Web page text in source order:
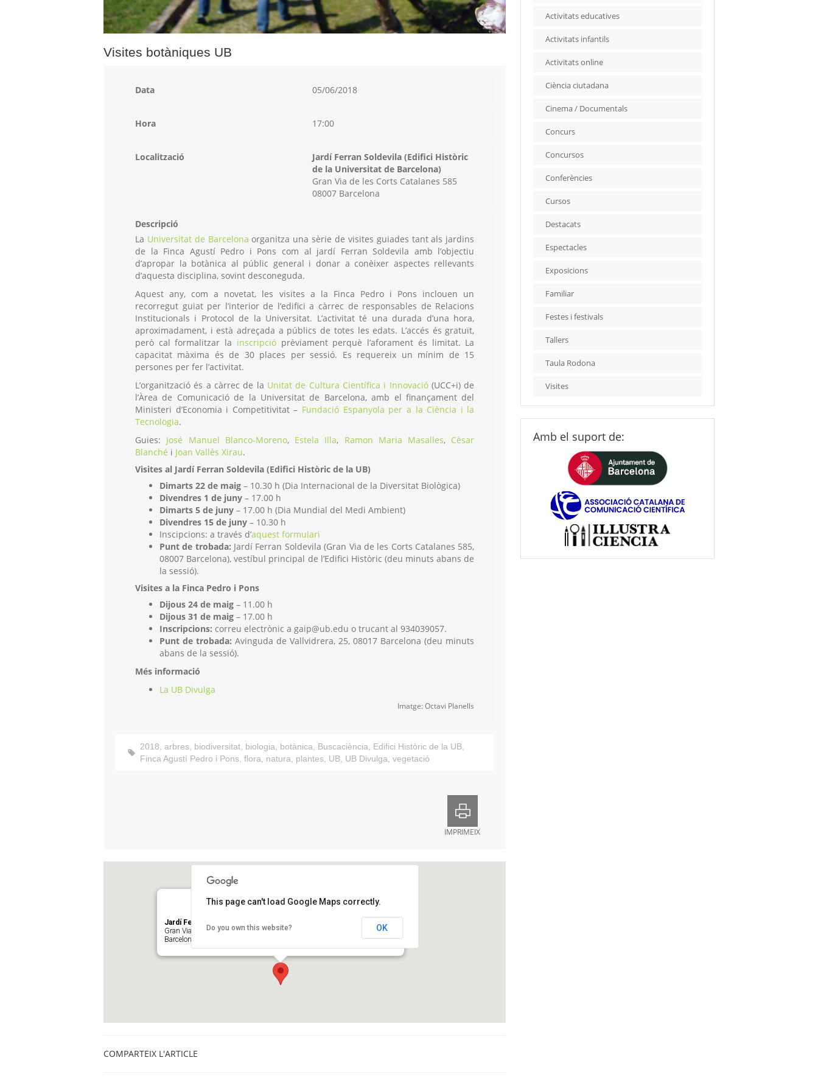
Visites botàniques UB
Data 05/06/2018
Hora 17:00
Localització
Jardí Ferran Soldevila (Edifici Històric
de la Universitat de Barcelona)
Gran Via de les Corts Catalanes 585
08007 Barcelona
Descripció
La Universitat de Barcelona organitza una sèrie de visites guiades tant als jardins
de la Finca Agustí Pedro i Pons com al jardí Ferran Soldevila amb l’objectiu
d’apropar la botànica al públic general i donar a conèixer aspectes rellevants
d’aquesta disciplina, sovint desconeguda.
Aquest any, com a novetat, les visites a la Finca Pedro i Pons inclouen un
recorregut guiat per l’interior de l’edifici a càrrec de responsables de Relacions
Institucionals i Protocol de la Universitat. L’activitat té una durada d’una hora,
aproximadament, i està adreçada a públics de totes les edats. L’accés és gratuït,
però cal formalitzar la inscripció prèviament perquè l’aforament és limitat. La
capacitat màxima és de 30 places per sessió. Es requereix un mínim de 15
persones per fer l’activitat.
L’organització és a càrrec de la Unitat de Cultura Científica i Innovació(UCC+i) de
l’Àrea de Comunicació de la Universitat de Barcelona, amb el finançament del
Ministeri d’Economia i Competitivitat – Fundació Espanyola per a la Ciència i la
Tecnologia.
Guies: José Manuel Blanco-Moreno, Estela Illa, Ramon Maria Masalles, Cèsar
Blanché i Joan Vallès Xirau.
Visites al Jardí Ferran Soldevila (Edifici Històric de la UB)
Dimarts 22 de maig – 10.30 h (Dia Internacional de la Diversitat Biològica)
Divendres 1 de juny – 17.00 h
Dimarts 5 de juny – 17.00 h (Dia Mundial del Medi Ambient)
Divendres 15 de juny – 10.30 h
Inscipcions: a través d’aquest formulari
Punt de trobada: Jardí Ferran Soldevila (Gran Via de les Corts Catalanes 585,
08007 Barcelona), vestíbul principal de l’Edifici Històric (deu minuts abans de
la sessió).
Visites a la Finca Pedro i Pons
Dijous 24 de maig – 11.00 h
Dijous 31 de maig – 17.00 h
Inscripcions: correu electrònic a gaip@ub.edu o trucant al 934039057.
Punt de trobada: Avinguda de Vallvidrera, 25, 08017 Barcelona (deu minuts
abans de la sessió).
Més informació
La UB Divulga
Imatge: Octavi Planells
2018, arbres, biodiversitat, biologia, botànica, Buscaciència, Edifici Històric de la UB,
Finca Agustí Pedro i Pons, flora, natura, plantes, UB, UB Divulga, vegetació
IMPRIMEIX
Jardí Ferran Soldevila (Edifici Històric de la Universitat de Barcelona)
Gran Via de les Corts Catalanes 585
Barcelona
This page can't load Google Maps correctly.
Do you own this website? OK
COMPARTEIX L'ARTICLE
Activitats educatives
Activitats infantils
Activitats online
Ciència ciutadana
Cinema / Documentals
Concurs
Concursos
Conferències
Cursos
Destacats
Espectacles
Exposicions
Familiar
Festes i festivals
Tallers
Taula Rodona
Visites
Amb el suport de: